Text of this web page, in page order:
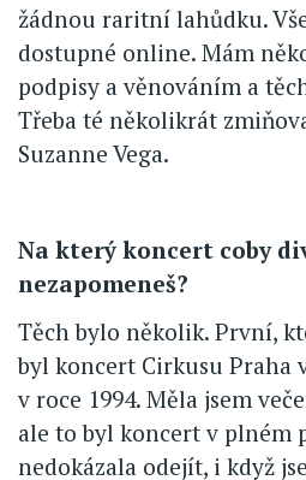
žádnou raritní lahůdku.
dostupné online. Mám
podpisy a věnováním a
Třeba té několikrát
Suzanne Vega.
Na který koncert coby
nezapomeneš?
Těch bylo několik. První,
byl koncert Cirkusu Praha
v roce 1994. Měla jsem
ale to byl koncert v plném
nedokázala odejít, i když